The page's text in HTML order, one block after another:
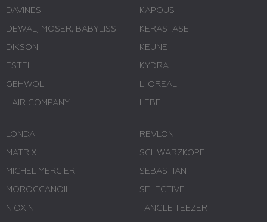
DAVINES
DEWAL, MOSER, BABYLISS
DIKSON
ESTEL
GEHWOL
HAIR COMPANY
KAPOUS
KERASTASE
KEUNE
KYDRA
L 'ОREAL
LEBEL
LONDA
MATRIX
MICHEL MERCIER
MOROCCANOIL
NIOXIN
REVLON
SCHWARZKOPF
SEBASTIAN
SELECTIVE
TANGLE TEEZER